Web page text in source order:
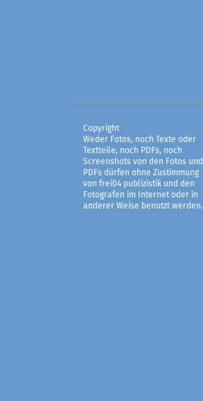
Copyright
Weder Fotos, noch Texte oder
Textteile, noch PDFs, noch
Screenshots von den Fotos und
PDFs dürfen ohne Zustimmung
von frei04 publizistik und den
Fotografen im Internet oder in
anderer Weise benutzt werden.